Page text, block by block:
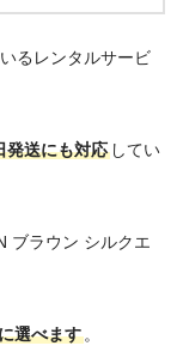
るレンタルサービ
発送にも対応 してい
ブラウン シルクエ
選べます。